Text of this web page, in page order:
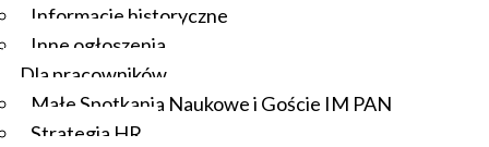
Informacje historyczne
Inne ogłoszenia
Dla pracowników
Małe Spotkania Naukowe i Goście IM PAN
Strategia HR